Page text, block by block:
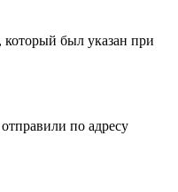
который был указан при
по адресу